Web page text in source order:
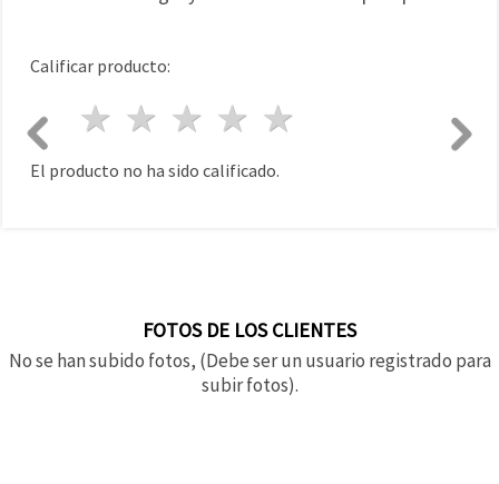
Calificar producto:
5 estrellas
4 estrellas
3 estrellas
2 estrellas
1 estrella
El producto no ha sido calificado.
FOTOS DE LOS CLIENTES
No se han subido fotos, (Debe ser un usuario registrado para
subir fotos).